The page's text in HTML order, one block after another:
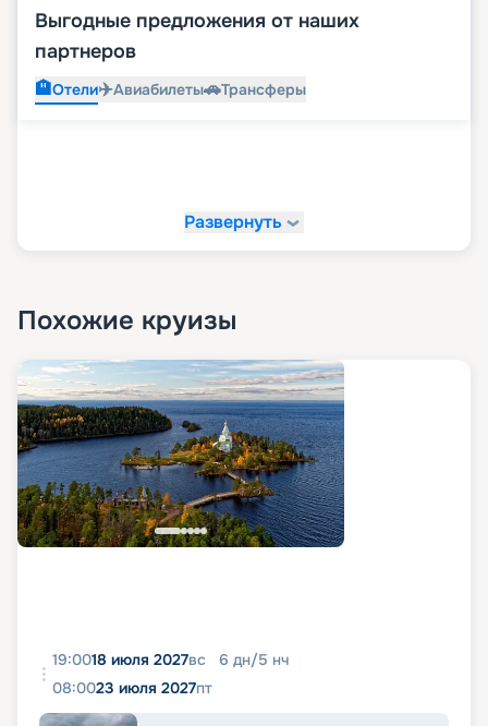
Выгодные предложения от наших
партнеров
🏨Отели✈️Авиабилеты🚗Трансферы
Развернуть
Похожие круизы
19:0018 июля 2027вс 6 дн/5 нч
08:0023 июля 2027пт